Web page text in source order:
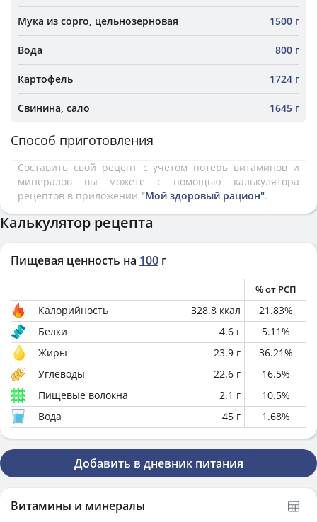
Мука из сорго, цельнозерновая 1500 г
Вода 800 г
Картофель 1724 г
Свинина, сало 1645 г
Способ приготовления
Составить свой рецепт с учетом потерь витаминов и
минералов вы можете с помощью калькулятора
рецептов в приложении "Мой здоровый рацион".
Калькулятор рецепта
Пищевая ценность на 100 г
% от РСП
Калорийность 328.8 ккал 21.83%
Белки
4.6 г 5.11%
Жиры
23.9 г 36.21%
Углеводы
22.6 г 16.5%
Пищевые волокна
2.1 г 10.5%
Вода
45 г 1.68%
Добавить в дневник питания
Витамины и минералы